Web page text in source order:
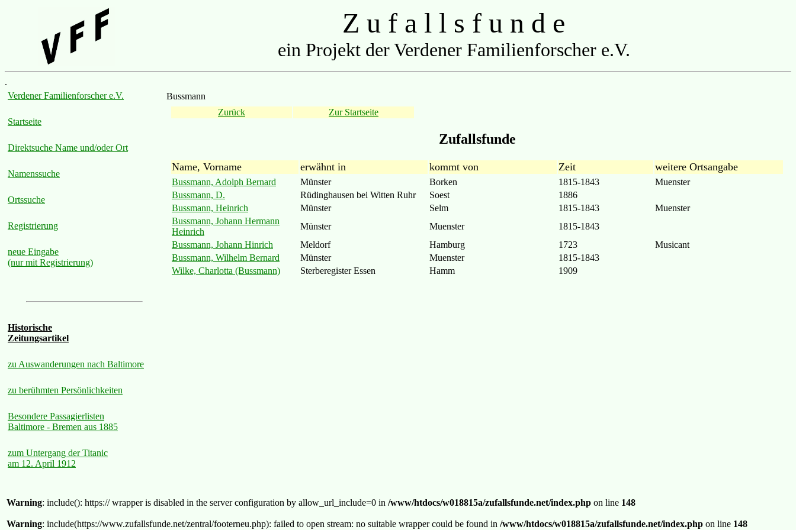
Z u f a l l s f u n d e
ein Projekt der Verdener Familienforscher e.V.
.
Verdener Familienforscher e.V.
Startseite
Direktsuche Name und/oder Ort
Namenssuche
Ortssuche
Registrierung
neue Eingabe
(nur mit Registrierung)
Historische
Zeitungsartikel
zu Auswanderungen nach Baltimore
zu berühmten Persönlichkeiten
Besondere Passagierlisten
Baltimore - Bremen aus 1885
zum Untergang der Titanic
am 12. April 1912
Bussmann
Zurück
Zur Startseite
Zufallsfunde
Name, Vorname erwähnt in kommt von Zeit weitere Ortsangabe
Bussmann, Adolph Bernard Münster Borken 1815-1843
Muenster
Bussmann, D.
Rüdinghausen bei Witten Ruhr Soest
1886
Bussmann, Heinrich
Münster Selm 1815-1843
Muenster
Bussmann, Johann Hermann
Heinrich
Münster Muenster
1815-1843
Bussmann, Johann Hinrich
Meldorf Hamburg 1723
Musicant
Bussmann, Wilhelm Bernard
Münster Muenster
1815-1843
Wilke, Charlotta (Bussmann)
Sterberegister Essen Hamm 1909
Warning: include(): https:// wrapper is disabled in the server configuration by allow_url_include=0 in /www/htdocs/w018815a/zufallsfunde.net/index.php on line 148
Warning: include(https://www.zufallsfunde.net/zentral/footerneu.php): failed to open stream: no suitable wrapper could be found in /www/htdocs/w018815a/zufallsfunde.net/index.php on line 148